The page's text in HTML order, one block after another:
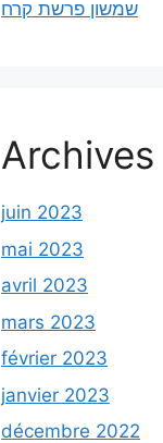
שמשון פרשת קרח
Archives
juin 2023
mai 2023
avril 2023
mars 2023
février 2023
janvier 2023
décembre 2022